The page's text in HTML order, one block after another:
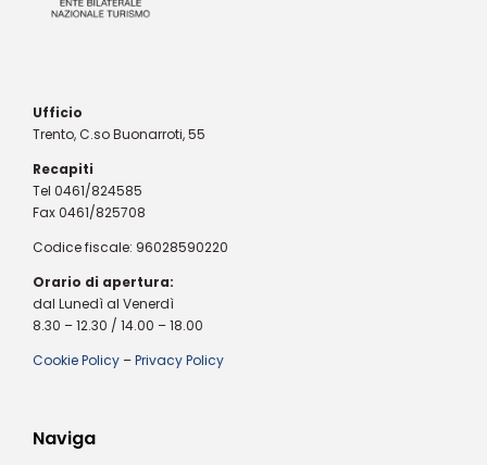
Ufficio
Trento, C.so Buonarroti, 55
Recapiti
Tel 0461/824585
Fax 0461/825708
Codice fiscale: 96028590220
Orario di apertura:
dal Lunedì al Venerdì
8.30 – 12.30 / 14.00 – 18.00
Cookie Policy –Privacy Policy
Naviga